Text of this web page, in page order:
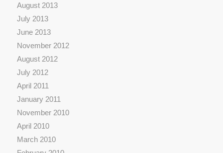
August 2013
July 2013
June 2013
November 2012
August 2012
July 2012
April 2011
January 2011
November 2010
April 2010
March 2010